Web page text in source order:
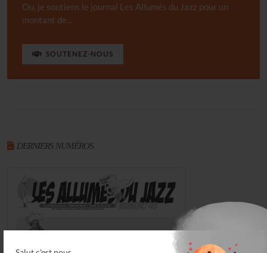
Ou, je soutiens le journal Les Allumés du Jazz pour un
montant de...
SOUTENEZ-NOUS
DERNIERS NUMÉROS